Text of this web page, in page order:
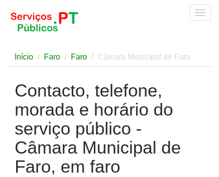
Início Faro Faro Câmara Municipal de Faro
Contacto, telefone,
morada e horário do
serviço público -
Câmara Municipal de
Faro, em faro